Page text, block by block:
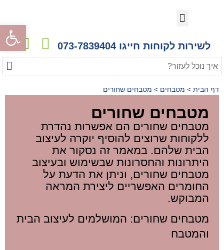
לשירות לקוחות חייגו 073-7839404
דף הבית > מטבחים > מטבחים שחורים
מטבחים שחורים
מטבחים שחורים הם אפשרות נהדרת
ללקוחות שרוצים להוסיף יוקרה לעיצוב
הבית שלהם. במאמר זה נסקור את
היתרונות והחסרונות שבשימוש ובעיצוב
מטבחים שחורים, וניתן את הדעת על
החומרים האפשריים ליצירת המראה
המבוקש.
מטבחים שחורים: המושלמים לעיצוב הבית
והמטבח